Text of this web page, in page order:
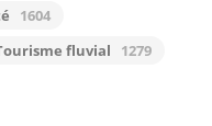
1604
fluvial
1279